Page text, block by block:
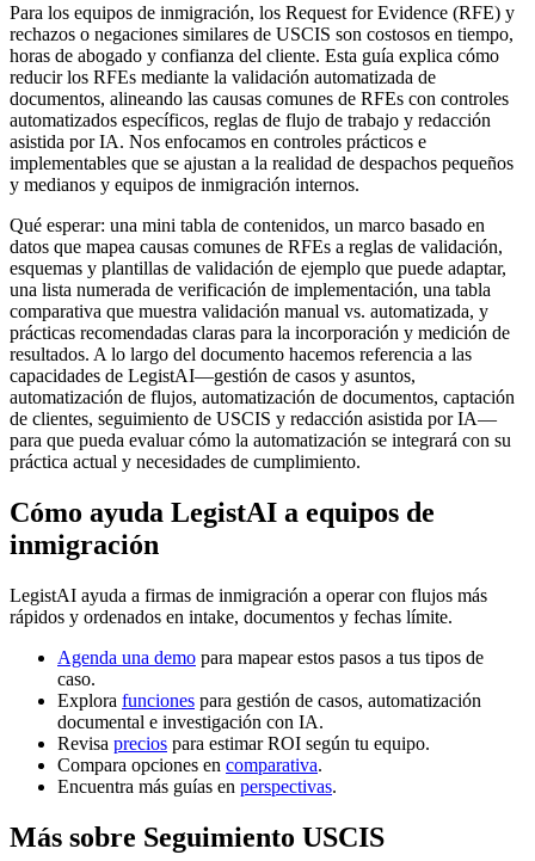
Para los equipos de inmigración, los Request for Evidence (RFE) y
rechazos o negaciones similares de USCIS son costosos en tiempo,
horas de abogado y confianza del cliente. Esta guía explica cómo
reducir los RFEs mediante la validación automatizada de
documentos, alineando las causas comunes de RFEs con controles
automatizados específicos, reglas de flujo de trabajo y redacción
asistida por IA. Nos enfocamos en controles prácticos e
implementables que se ajustan a la realidad de despachos pequeños
y medianos y equipos de inmigración internos.
Qué esperar: una mini tabla de contenidos, un marco basado en
datos que mapea causas comunes de RFEs a reglas de validación,
esquemas y plantillas de validación de ejemplo que puede adaptar,
una lista numerada de verificación de implementación, una tabla
comparativa que muestra validación manual vs. automatizada, y
prácticas recomendadas claras para la incorporación y medición de
resultados. A lo largo del documento hacemos referencia a las
capacidades de LegistAI—gestión de casos y asuntos,
automatización de flujos, automatización de documentos, captación
de clientes, seguimiento de USCIS y redacción asistida por IA—
para que pueda evaluar cómo la automatización se integrará con su
práctica actual y necesidades de cumplimiento.
Cómo ayuda LegistAI a equipos de
inmigración
LegistAI ayuda a firmas de inmigración a operar con flujos más
rápidos y ordenados en intake, documentos y fechas límite.
Agenda una demo para mapear estos pasos a tus tipos de
caso.
Explora funciones para gestión de casos, automatización
documental e investigación con IA.
Revisa precios para estimar ROI según tu equipo.
Compara opciones en comparativa.
Encuentra más guías en perspectivas.
Más sobre Seguimiento USCIS